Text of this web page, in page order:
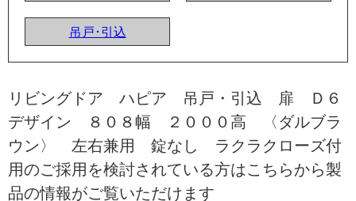
吊戸･引込
リビングドア ハピア 吊戸・引込 扉 Ｄ６
デザイン ８０８幅 ２０００高 〈ダルブラ
ウン〉 左右兼用 錠なし ラクラクローズ付
用のご採用を検討されている方はこちらから製
品の情報がご覧いただけます